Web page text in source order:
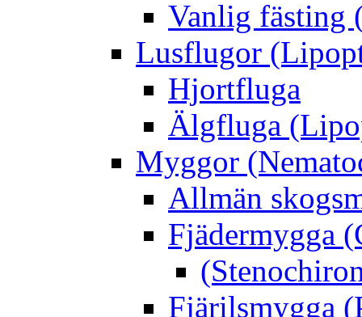
Vanlig fästing
Lusflugor
Hjortfluga
Älgfluga
Myggor
Allmän
Fjädermygga
Fjärilsmygga